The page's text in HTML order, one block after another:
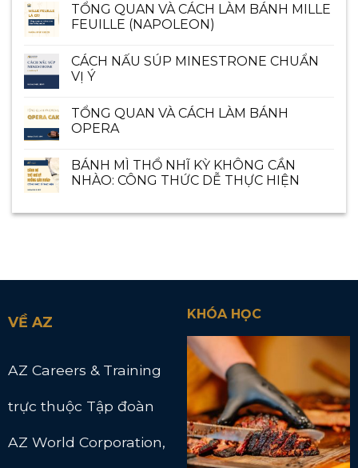
TỔNG QUAN VÀ CÁCH LÀM BÁNH MILLE
FEUILLE (NAPOLEON)
CÁCH NẤU SÚP MINESTRONE CHUẨN
VỊ Ý
TỔNG QUAN VÀ CÁCH LÀM BÁNH
OPERA
BÁNH MÌ THỔ NHĨ KỲ KHÔNG CẦN
NHÀO: CÔNG THỨC DỄ THỰC HIỆN
VỀ AZ
AZ Careers & Training
trực thuộc Tập đoàn
AZ World Corporation,
KHÓA HỌC